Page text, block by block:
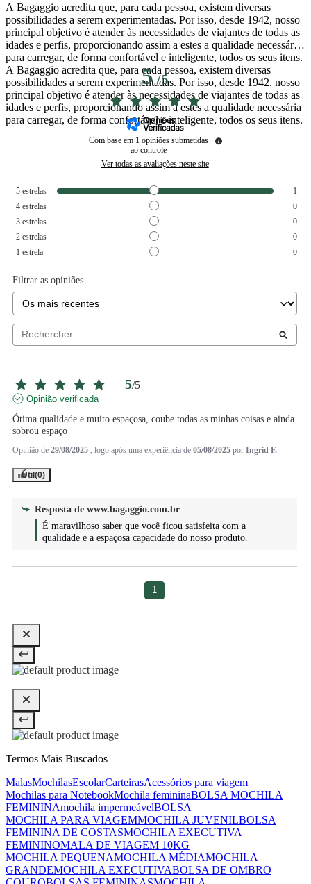
A Bagaggio acredita que, para cada pessoa, existem diversas
possibilidades a serem experimentadas. Por isso, desde 1942, nosso
principal objetivo é atender às necessidades de viajantes de todas as
idades e perfis, proporcionando assim a estes a qualidade necessária
para carregar, de forma confortável e inteligente, todos os seus itens.
A Bagaggio acredita que, para cada pessoa, existem diversas
possibilidades a serem experimentadas. Por isso, desde 1942, nosso
principal objetivo é atender às necessidades de viajantes de todas as
idades e perfis, proporcionando assim a estes a qualidade necessária
para carregar, de forma confortável e inteligente, todos os seus itens.
5/5
Com base em 1 opiniões submetidas
ao controle
Ver todas as avaliações neste site
5 estrelas
1
4 estrelas
0
3 estrelas
0
2 estrelas
0
1 estrela 0
Filtrar as opiniões
5/5
Opinião verificada
Ótima qualidade e muito espaçosa, coube todas as minhas coisas e ainda
sobrou espaço
Opinião de 29/08/2025 , logo após uma experiência de 05/08/2025 por Ingrid F.
Útil(0)
Resposta de www.bagaggio.com.br
É maravilhoso saber que você ficou satisfeita com a
qualidade e a espaçosa capacidade do nosso produto.
1
Termos Mais Buscados
MalasMochilasEscolarCarteirasAcessórios para viagem
Mochilas para NotebookMochila femininaBOLSA MOCHILA
FEMININAmochila impermeávelBOLSA
MOCHILA PARA VIAGEMMOCHILA JUVENILBOLSA
FEMININA DE COSTASMOCHILA EXECUTIVA
FEMININOMALA DE VIAGEM 10KG
MOCHILA PEQUENAMOCHILA MÉDIAMOCHILA
GRANDEMOCHILA EXECUTIVABOLSA DE OMBRO